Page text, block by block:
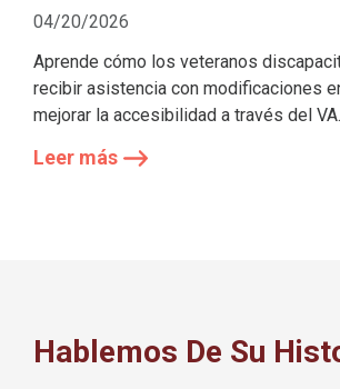
04/20/2026
Aprende cómo los veteranos
recibir asistencia con modificaciones
mejorar la accesibilidad a través del
Leer más
Hablemos De Su